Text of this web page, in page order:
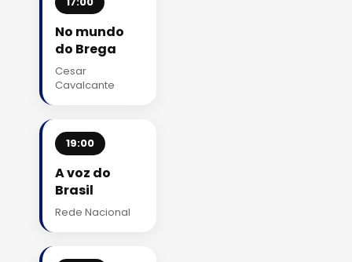
No mundo
do Brega
Cesar
Cavalcante
19:00
A voz do
Brasil
Rede Nacional